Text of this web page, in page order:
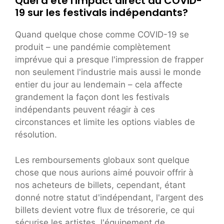
19 sur les festivals indépendants?
Quand quelque chose comme COVID-19 se
produit – une pandémie complètement
imprévue qui a presque l'impression de frapper
non seulement l'industrie mais aussi le monde
entier du jour au lendemain – cela affecte
grandement la façon dont les festivals
indépendants peuvent réagir à ces
circonstances et limite les options viables de
résolution.
Les remboursements globaux sont quelque
chose que nous aurions aimé pouvoir offrir à
nos acheteurs de billets, cependant, étant
donné notre statut d'indépendant, l'argent des
billets devient votre flux de trésorerie, ce qui